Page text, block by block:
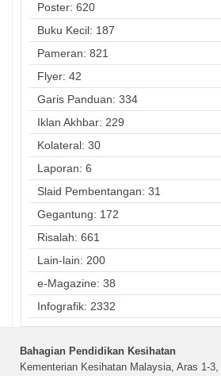
Poster: 620
Buku Kecil: 187
Pameran: 821
Flyer: 42
Garis Panduan: 334
Iklan Akhbar: 229
Kolateral: 30
Laporan: 6
Slaid Pembentangan: 31
Gegantung: 172
Risalah: 661
Lain-lain: 200
e-Magazine: 38
Infografik: 2332
Bahagian Pendidikan Kesihatan
Kementerian Kesihatan Malaysia, Aras 1-